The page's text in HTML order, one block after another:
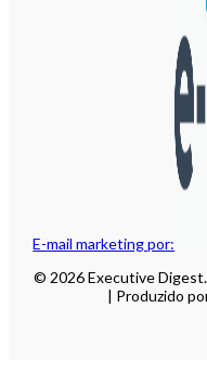
E-mail marketing por:
© 2026 Executive
| Produzido